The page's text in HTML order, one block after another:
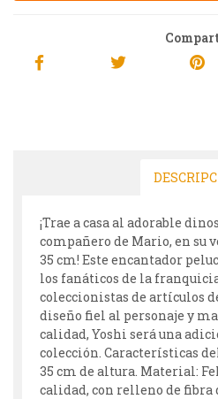
¡Trae a casa al adorable
compañero de Mario, en su
35 cm! Este encantador
los fanáticos de la
coleccionistas de artículos
diseño fiel al personaje y
calidad, Yoshi será una
colección. Características
35 cm de altura. Material:
calidad, con relleno de fibra